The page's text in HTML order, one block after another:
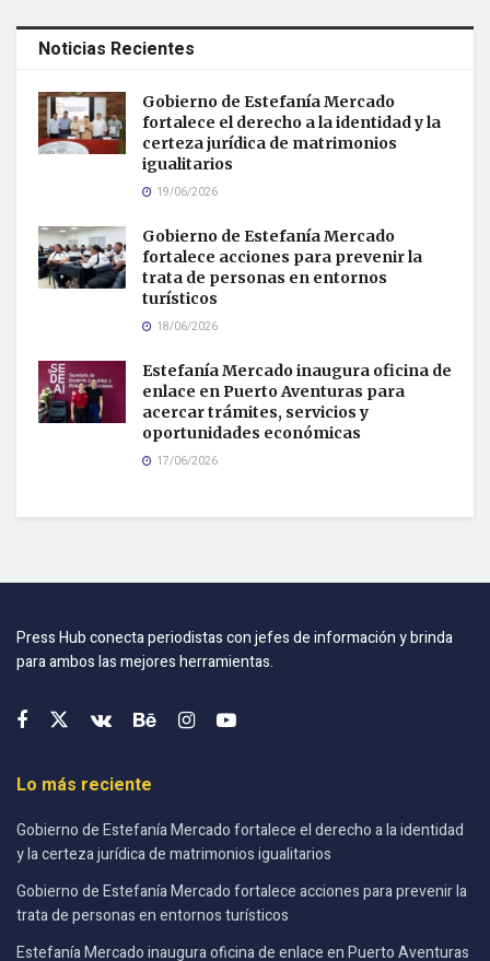
Noticias Recientes
Gobierno de Estefanía Mercado
fortalece el derecho a la identidad y la
certeza jurídica de matrimonios
igualitarios
19/06/2026
Gobierno de Estefanía Mercado
fortalece acciones para prevenir la
trata de personas en entornos
turísticos
18/06/2026
Estefanía Mercado inaugura oficina de
enlace en Puerto Aventuras para
acercar trámites, servicios y
oportunidades económicas
17/06/2026
Press Hub conecta periodistas con jefes de información y brinda
para ambos las mejores herramientas.
Lo más reciente
Gobierno de Estefanía Mercado fortalece el derecho a la identidad
y la certeza jurídica de matrimonios igualitarios
Gobierno de Estefanía Mercado fortalece acciones para prevenir la
trata de personas en entornos turísticos
Estefanía Mercado inaugura oficina de enlace en Puerto Aventuras